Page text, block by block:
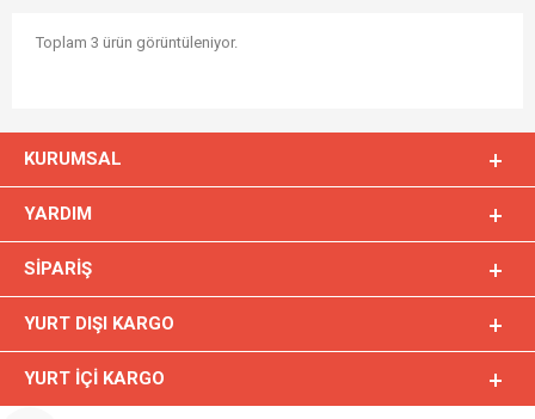
Toplam 3 ürün görüntüleniyor.
KURUMSAL
YARDIM
SIPARIŞ
YURT DIŞI KARGO
YURT İÇI KARGO